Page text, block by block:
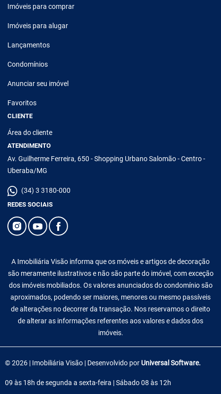
Imóveis para comprar
Imóveis para alugar
Lançamentos
Condomínios
Anunciar seu imóvel
Favoritos
CLIENTE
Área do cliente
ATENDIMENTO
Av. Guilherme Ferreira, 650 - Shopping Urbano Salomão - Centro -
Uberaba/MG
(34) 3 3180-000
REDES SOCIAIS
A Imobiliária Visão informa que os móveis e artigos de decoração
são meramente ilustrativos e não são parte do imóvel, com exceção
dos imóveis mobiliados. Os valores anunciados do condomínio são
aproximados, podendo ser maiores, menores ou mesmo passíveis
de alterações no decorrer da transação. Nos reservamos o direito
de alterar as informações referentes aos valores e dados dos
imóveis.
© 2026 | Imobiliária Visão | Desenvolvido por Universal Software.
09 às 18h de segunda a sexta-feira | Sábado 08 às 12h